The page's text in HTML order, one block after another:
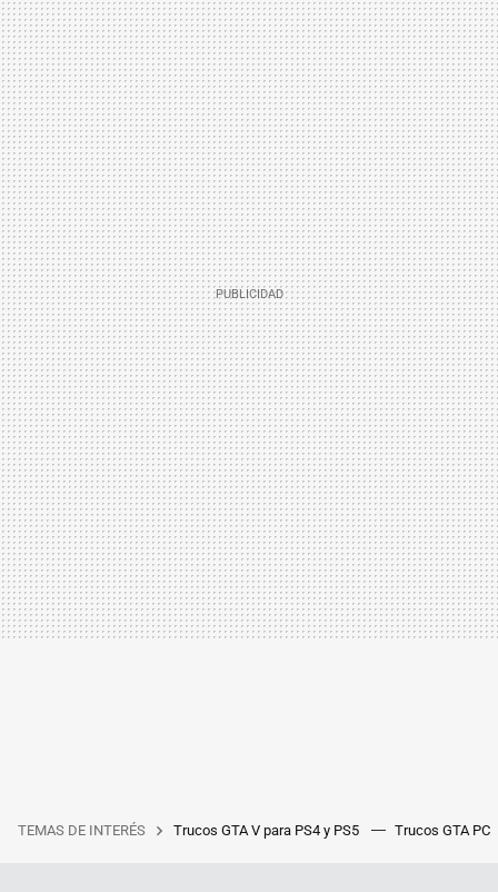
TEMAS DE INTERÉS Trucos GTA V para PS4 y PS5 Trucos GTA PC